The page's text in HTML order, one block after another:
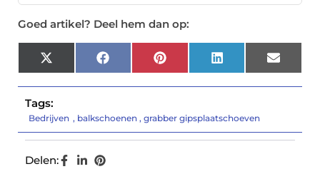
Goed artikel? Deel hem dan op:
X
(Twitter)
Facebook Pinterest LinkedIn Email
Tags:
Bedrijven , balkschoenen , grabber gipsplaatschoeven
Delen: